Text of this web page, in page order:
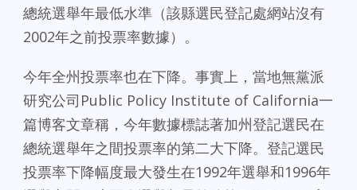
總統選舉年最低水準（該縣選民登記處網站沒有
2002年之前投票率數據）。
今年全州投票率也在下降。事實上，當地無黨派
研究公司Public Policy Institute of California一
篇博客文章稱，今年數據標誌著加州登記選民在
總統選舉年之間投票率的第二大下降。登記選民
投票率下降幅度最大發生在1992年選舉和1996年